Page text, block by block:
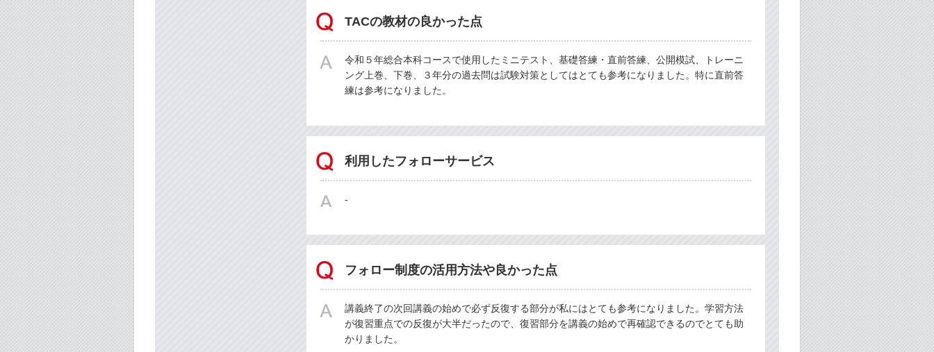
TACの教材の良かった点
令和５年総合本科コースで使用したミニテスト、基礎答練・直前答練、公開模試、トレーニ
ング上巻、下巻、３年分の過去問は試験対策としてはとても参考になりました。特に直前答
練は参考になりました。
利用したフォローサービス
-
フォロー制度の活用方法や良かった点
講義終了の次回講義の始めで必ず反復する部分が私にはとても参考になりました。学習方法
が復習重点での反復が大半だったので、復習部分を講義の始めで再確認できるのでとても助
かりました。